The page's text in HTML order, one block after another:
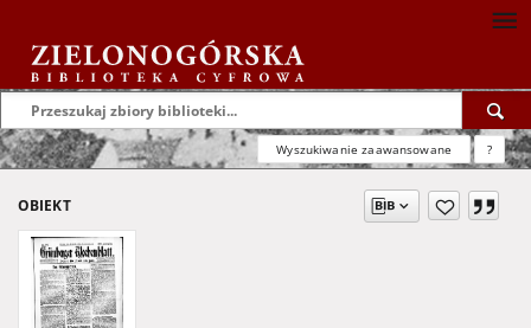
Wyszukiwanie zaawansowane ?
OBIEKT